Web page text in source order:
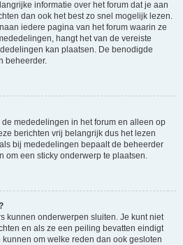
informatie over het forum dat je aan
dan ook het best zo snel mogelijk lezen.
iedere pagina van het forum waarin ze
hangt het van de vereiste
kan plaatsen. De benodigde
beheerder.
mededelingen in het forum en alleen op
berichten vrij belangrijk dus het lezen
bij mededelingen bepaalt de beheerder
om een sticky onderwerp te plaatsen.
kunnen onderwerpen sluiten. Je kunt niet
en als ze een peiling bevatten eindigt
om welke reden dan ook gesloten